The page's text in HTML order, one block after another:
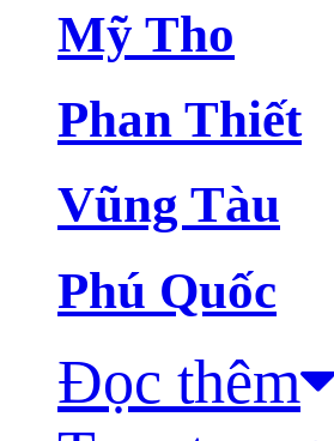
Mỹ Tho
Phan Thiết
Vũng Tàu
Phú Quốc
Đọc thêm